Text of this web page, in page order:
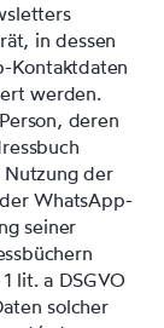
in dessen
Kontaktdaten
werden.
deren
der
WhatsApp-
seiner
lit. a DSGVO
solcher